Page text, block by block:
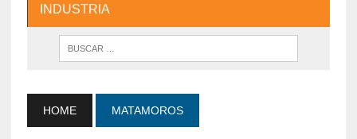
INDUSTRIA
HOME MATAMOROS